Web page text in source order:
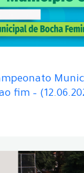
fim –